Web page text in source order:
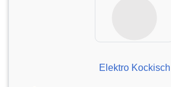
Elektro Kockisch